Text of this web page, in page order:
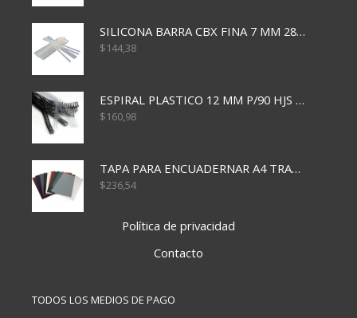
SILICONA BARRA CBX FINA 7 MM 28 CM
$144,38
ESPIRAL PLASTICO 12 MM P/90 HJS X50X1500
$160,98
TAPA PARA ENCUADERNAR A4 TRANSP x50x500
$236,54
Política de privacidad
Contacto
TODOS LOS MEDIOS DE PAGO